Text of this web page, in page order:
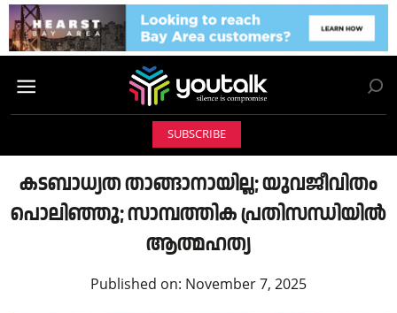
SUBSCRIBE
കടബാധ്യത താങ്ങാനായില്ല; യുവജീവിതം
പൊലിഞ്ഞു; സാമ്പത്തിക പ്രതിസന്ധിയിൽ
ആത്മഹത്യ
Published on: November 7, 2025